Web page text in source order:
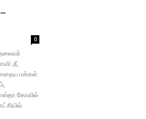
0
.நீ,
மக்கள்
கோவில்